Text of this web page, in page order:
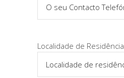
Localidade de Residência